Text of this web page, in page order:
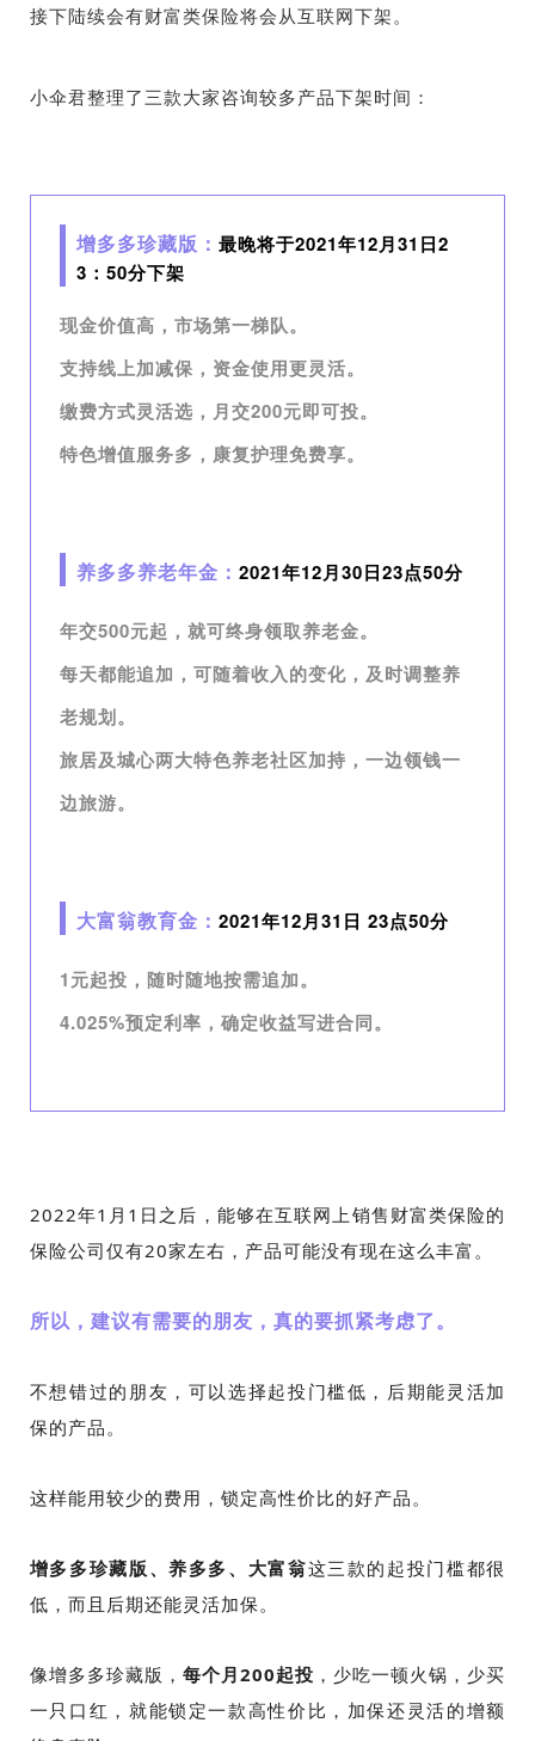
接下陆续会有财富类保险将会从互联网下架。
小伞君整理了三款大家咨询较多产品下架时间：
增多多珍藏版： 最晚将于2021年12月31日2
3：50分下架
现金价值高，市场第一梯队。
支持线上加减保，资金使用更灵活。
缴费方式灵活选，月交200元即可投。
特色增值服务多，康复护理免费享。
养多多养老年金： 2021年12月30日23点50分
年交500元起，就可终身领取养老金。
每天都能追加，可随着收入的变化，及时调整养
老规划。
旅居及城心两大特色养老社区加持，一边领钱一
边旅游。
大富翁教育金： 2021年12月31日 23点50分
1元起投，随时随地按需追加。
4.025%预定利率，确定收益写进合同。
2022年1月1日之后，能够在互联网上销售财富类保险的
保险公司仅有20家左右，产品可能没有现在这么丰富。
所以，建议有需要的朋友，真的要抓紧考虑了。
不想错过的朋友，可以选择起投门槛低，后期能灵活加
保的产品。
这样能用较少的费用，锁定高性价比的好产品。
增多多珍藏版、养多多、大富翁这三款的起投门槛都很
低，而且后期还能灵活加保。
像增多多珍藏版， 每个月200起投 ，少吃一顿火锅，少买
一只口红，就能锁定一款高性价比，加保还灵活的增额